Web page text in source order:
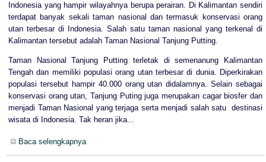
Indonesia yang hampir wilayahnya berupa perairan. Di Kalimantan sendiri
terdapat banyak sekali taman nasional dan termasuk konservasi orang
utan terbesar di Indonesia. Salah satu taman nasional yang terkenal di
Kalimantan tersebut adalah Taman Nasional Tanjung Putting.
Taman Nasional Tanjung Putting terletak di semenanung Kalimantan
Tengah dan memiliki populasi orang utan terbesar di dunia. Diperkirakan
populasi tersebut hampir 40.000 orang utan didalamnya. Selain sebagai
konservasi orang utan, Tanjung Puting juga merupakan cagar biosfer dan
menjadi Taman Nasional yang terjaga serta menjadi salah satu destinasi
wisata di Indonesia. Tak heran jika...
Baca selengkapnya